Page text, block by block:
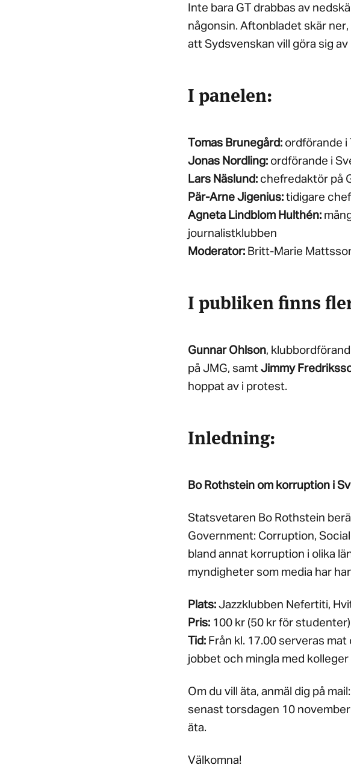
Inte bara GT drabbas av
någonsin. Aftonbladet skär
att Sydsvenskan vill göra sig
I panelen:
Tomas Brunegård: ordförande i
Jonas Nordling: ordförande i
Lars Näslund: chefredaktör på
Pär-Arne Jigenius: tidigare
Agneta Lindblom Hulthén:
journalistklubben
Moderator: Britt-Marie
I publiken finns
Gunnar Ohlson,
på JMG, samt Jimmy
hoppat av i protest.
Inledning:
Bo Rothstein om korruption i
Statsvetaren Bo Rothstein
Government: Corruption,
bland annat korruption i olika
myndigheter som media har
Plats: Jazzklubben Nefertiti,
Pris: 100 kr (50 kr för
Tid: Från kl. 17.00 serveras
jobbet och mingla med
Om du vill äta, anmäl dig på
senast torsdagen 10
äta.
Välkomna!